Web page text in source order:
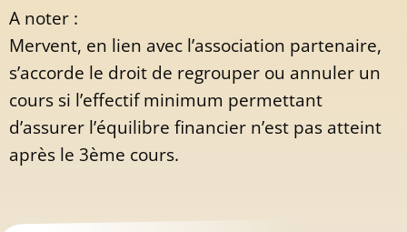
A noter :
Mervent, en lien avec l’association partenaire,
s’accorde le droit de regrouper ou annuler un
cours si l’effectif minimum permettant
d’assurer l’équilibre financier n’est pas atteint
après le 3ème cours.